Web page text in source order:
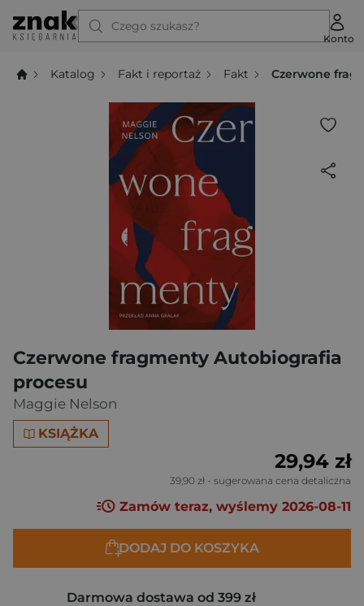
Czego szukasz?
Konto
Katalog Fakt i reportaż Fakt Czerwone
Czerwone fragmenty Autobiografia
procesu
Maggie Nelson
KSIĄŻKA
29,94 zł
39,90 zł - sugerowana cena detaliczna
Zamów teraz, wyślemy 2026-08-11
DODAJ DO KOSZYKA
Darmowa dostawa od 399 zł